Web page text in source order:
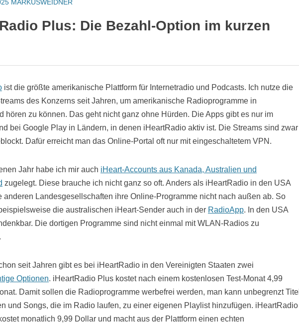
MARKUSWEIDNER
Plus: Die Bezahl-Option im kurzen
ist die größte amerikanische Plattform für Internetradio und Podcasts. Ich nutze die
des Konzerns seit Jahren, um amerikanische Radioprogramme in
hören zu können. Das geht nicht ganz ohne Hürden. Die Apps gibt es nur im
bei Google Play in Ländern, in denen iHeartRadio aktiv ist. Die Streams sind zwar
Dafür erreicht man das Online-Portal oft nur mit eingeschaltetem VPN.
Jahr habe ich mir auch iHeart-Accounts aus Kanada, Australien und
zugelegt. Diese brauche ich nicht ganz so oft. Anders als iHeartRadio in den USA
anderen Landesgesellschaften ihre Online-Programme nicht nach außen ab. So
die australischen iHeart-Sender auch in der RadioApp. In den USA
Die dortigen Programme sind nicht einmal mit WLAN-Radios zu
seit Jahren gibt es bei iHeartRadio in den Vereinigten Staaten zwei
Optionen. iHeartRadio Plus kostet nach einem kostenlosen Test-Monat 4,99
Damit sollen die Radioprogramme werbefrei werden, man kann unbegrenzt Titel
und Songs, die im Radio laufen, zu einer eigenen Playlist hinzufügen. iHeartRadio
monatlich 9,99 Dollar und macht aus der Plattform einen echten